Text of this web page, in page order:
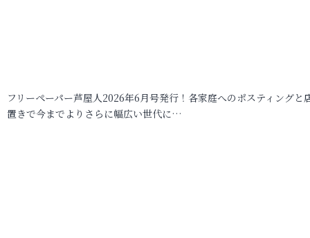
フリーペーパー芦屋人2026年6月号発行！各家庭へのポスティングと
置きで今までよりさらに幅広い世代に…